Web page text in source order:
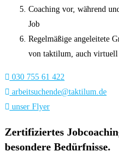
Coaching vor, während
Job
Regelmäßige angeleitete
von taktilum, auch
030 755 61 422
arbeitsuchende@taktilum.de
unser Flyer
Zertifiziertes
besondere Bedürfnisse.